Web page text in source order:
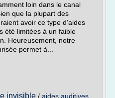
loin dans le canal
que la plupart des
avoir ce type d'aides
été limitées à un faible
Heureusement, notre
permet à...
invisible / aides auditives